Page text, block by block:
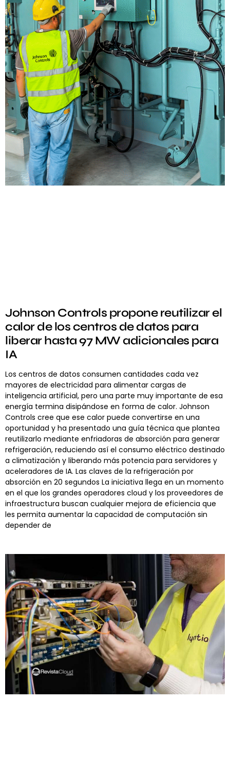
Johnson Controls propone reutilizar el
calor de los centros de datos para
liberar hasta 97 MW adicionales para
IA
Los centros de datos consumen cantidades cada vez
mayores de electricidad para alimentar cargas de
inteligencia artificial, pero una parte muy importante de esa
energía termina disipándose en forma de calor. Johnson
Controls cree que ese calor puede convertirse en una
oportunidad y ha presentado una guía técnica que plantea
reutilizarlo mediante enfriadoras de absorción para generar
refrigeración, reduciendo así el consumo eléctrico destinado
a climatización y liberando más potencia para servidores y
aceleradores de IA. Las claves de la refrigeración por
absorción en 20 segundos La iniciativa llega en un momento
en el que los grandes operadores cloud y los proveedores de
infraestructura buscan cualquier mejora de eficiencia que
les permita aumentar la capacidad de computación sin
depender de